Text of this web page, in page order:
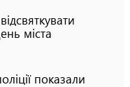
міста
показали